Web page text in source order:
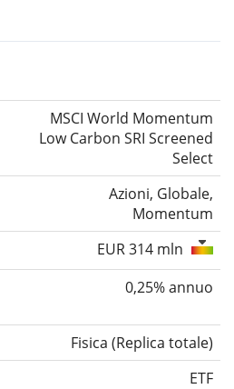
MSCI World Momentum
Low Carbon SRI Screened
Select
Azioni, Globale,
Momentum
EUR 314 mln
0,25% annuo
Fisica (Replica totale)
ETF